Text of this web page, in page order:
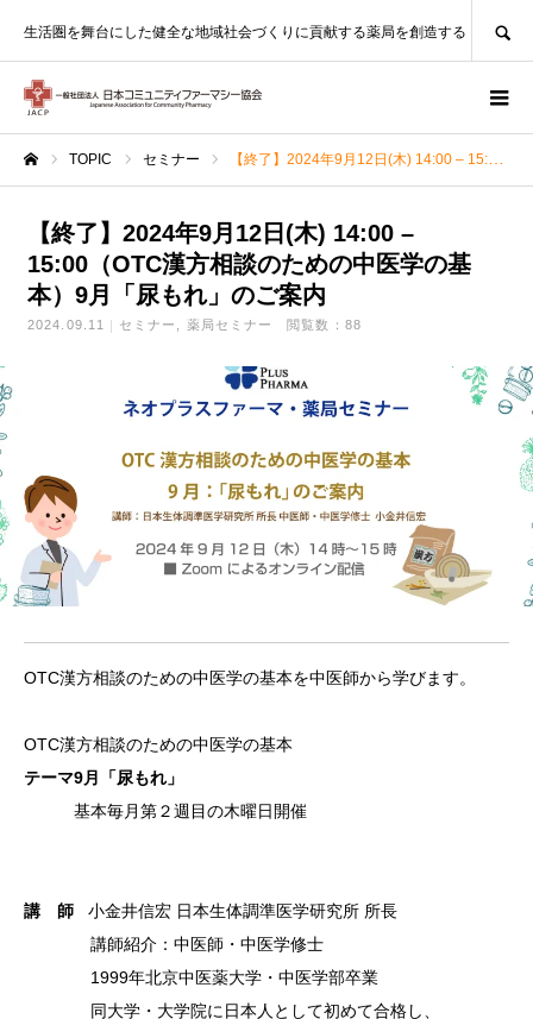
生活圏を舞台にした健全な地域社会づくりに貢献する薬局を創造する
TOPIC セミナー 【終了】2024年9月12日(木) 14:00 – 15:00（OTC漢方相談のための中医学の基本）9月「尿もれ」のご案内
【終了】2024年9月12日(木) 14:00 –
15:00（OTC漢方相談のための中医学の基
本）9月「尿もれ」のご案内
2024.09.11 セミナー 薬局セミナー 閲覧数：88
OTC漢方相談のための中医学の基本を中医師から学びます。
OTC漢方相談のための中医学の基本
テーマ9月「尿もれ 」
基本毎月第２週目の木曜日開催
講 師 小金井信宏 日本生体調準医学研究所 所長
講師紹介 ：中医師 ・中医学修士
1999年北京中医薬大学 ・中医学部卒業
同大学・ 大学院に 日本人と して初めて合格し